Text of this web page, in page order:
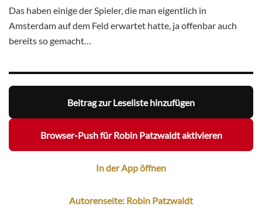
Das haben einige der Spieler, die man eigentlich in
Amsterdam auf dem Feld erwartet hatte, ja offenbar auch
bereits so gemacht…
Beitrag zur Leseliste hinzufügen
Browser-Push für Robin Patzwaldt aktivieren
In der App öffnen
Autorenseite: Robin Patzwaldt